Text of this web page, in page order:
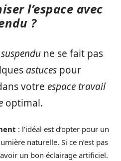
l’espace avec
?
ne se fait pas
astuces pour
votre espace travail
optimal.
: l’idéal est d’opter pour un
naturelle. Si ce n’est pas
un bon éclairage artificiel.